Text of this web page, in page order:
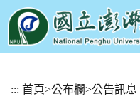
::: 首頁>公布欄>公告訊息